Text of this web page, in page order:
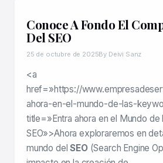
Conoce A Fondo El
Del SEO
25 de octubre de 2025By Deivi Sanz
<a
href=»https://
ahora-en-el-mundo-de-las-
title=»Entra ahora en el Mundo
SEO»>Ahora exploraremos en
mundo delSEO(Search Engine